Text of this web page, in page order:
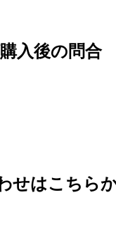
入後の問合
せはこちら